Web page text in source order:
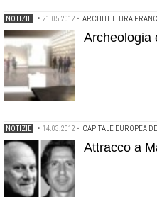
NOTIZIE • 21.05.2012 • ARCHITETTURA
Archeologia
NOTIZIE • 14.03.2012 • CAPITALE EUROPEA
Attracco a